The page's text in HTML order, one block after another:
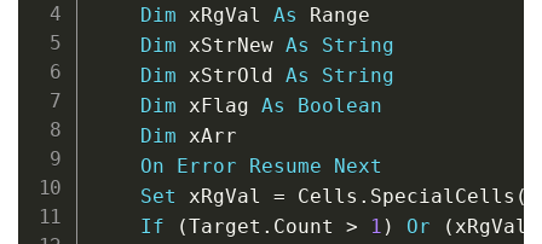
Dim xRgVal As Range
Dim xStrNew As
String
Dim xStrOld As
String
Dim xFlag As
Boolean
Dim xArr
On
Error Resume
Next
Set xRgVal = Cells . SpecialCells (
If
(Target . Count > 1 ) Or ( xRgVal